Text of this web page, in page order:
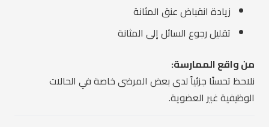
زيادة انقباض عنق المثانة
تقليل رجوع السائل إلى المثانة
من واقع الممارسة:
نلاحظ تحسنًا جزئياً لدى بعض المرضى خاصة في الحالات
الوظيفية غير العضوية.